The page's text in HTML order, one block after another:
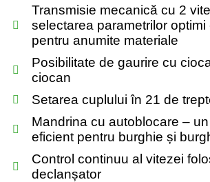
Transmisie mecanică cu 2
selectarea parametrilor
pentru anumite materiale
Posibilitate de gaurire cu
ciocan
Setarea cuplului în 21 de
Mandrina cu autoblocare –
eficient pentru burghie și
Control continuu al vitezei
declanșator